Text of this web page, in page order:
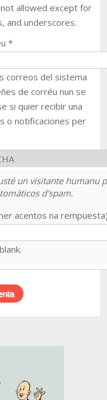
allowed except for
and underscores.
*
correos del sistema
de corréu nun se
si quier recibir una
o notificaciones per
un visitante humanu
d'spam.
acentos na